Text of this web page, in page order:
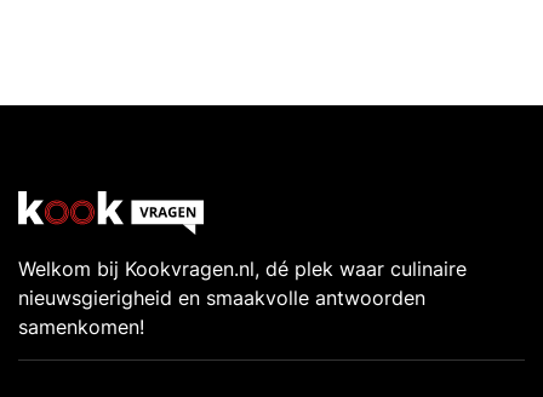
Welkom bij Kookvragen.nl, dé plek waar culinaire
nieuwsgierigheid en smaakvolle antwoorden
samenkomen!